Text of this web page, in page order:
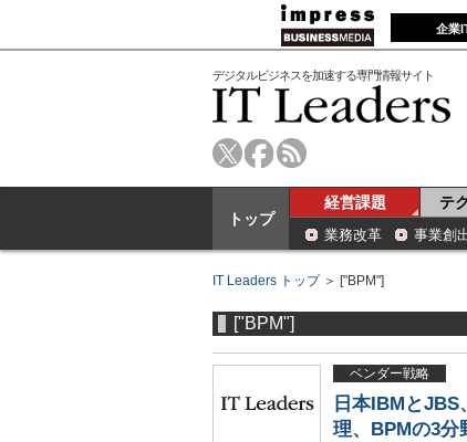
企業
デジタルビジネスを加速する専門情報サイト
トップ
経営課題 テ
業務改革 事業創
IT Leaders トップ＞ ["BPM"]
["BPM"]
ベンダー戦略
日本IBMと
理、BPMの3分